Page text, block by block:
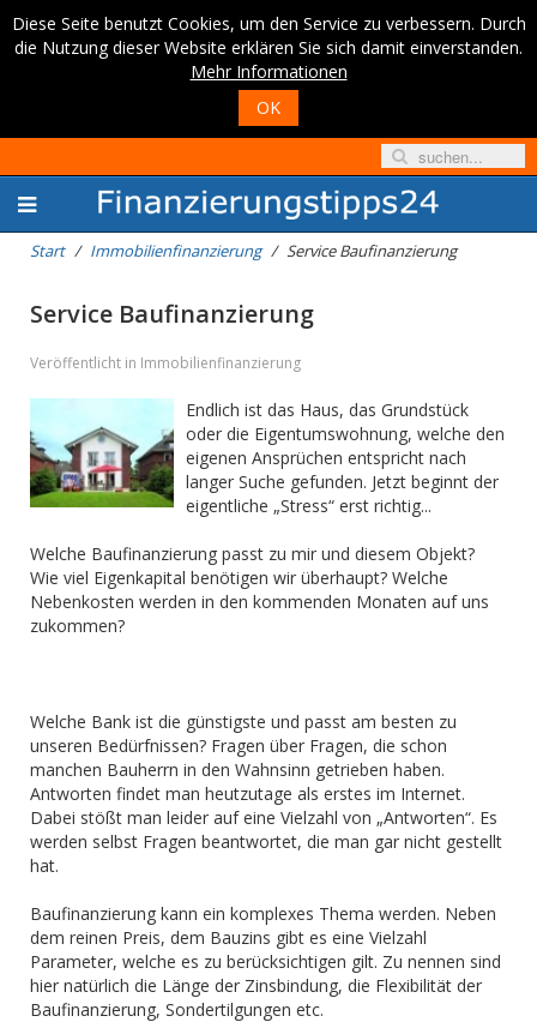
Diese Seite benutzt Cookies, um den Service zu verbessern. Durch
die Nutzung dieser Website erklären Sie sich damit einverstanden.
Mehr Informationen
OK
Start Immobilienfinanzierung Service Baufinanzierung
Service Baufinanzierung
Veröffentlicht in Immobilienfinanzierung
Endlich ist das Haus, das Grundstück
oder die Eigentumswohnung, welche den
eigenen Ansprüchen entspricht nach
langer Suche gefunden. Jetzt beginnt der
eigentliche „Stress“ erst richtig...
Welche Baufinanzierung passt zu mir und diesem Objekt?
Wie viel Eigenkapital benötigen wir überhaupt? Welche
Nebenkosten werden in den kommenden Monaten auf uns
zukommen?
Welche Bank ist die günstigste und passt am besten zu
unseren Bedürfnissen? Fragen über Fragen, die schon
manchen Bauherrn in den Wahnsinn getrieben haben.
Antworten findet man heutzutage als erstes im Internet.
Dabei stößt man leider auf eine Vielzahl von „Antworten“. Es
werden selbst Fragen beantwortet, die man gar nicht gestellt
hat.
Baufinanzierung kann ein komplexes Thema werden. Neben
dem reinen Preis, dem Bauzins gibt es eine Vielzahl
Parameter, welche es zu berücksichtigen gilt. Zu nennen sind
hier natürlich die Länge der Zinsbindung, die Flexibilität der
Baufinanzierung, Sondertilgungen etc.